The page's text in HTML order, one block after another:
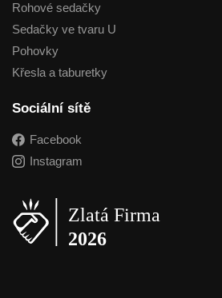
Rohové sedačky
Sedačky ve tvaru U
Pohovky
Křesla a taburetky
Sociální sítě
Facebook
Instagram